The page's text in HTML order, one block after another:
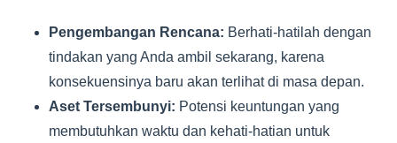
Pengembangan Rencana: Berhati-hatilah dengan
tindakan yang Anda ambil sekarang, karena
konsekuensinya baru akan terlihat di masa depan.
Aset Tersembunyi: Potensi keuntungan yang
membutuhkan waktu dan kehati-hatian untuk